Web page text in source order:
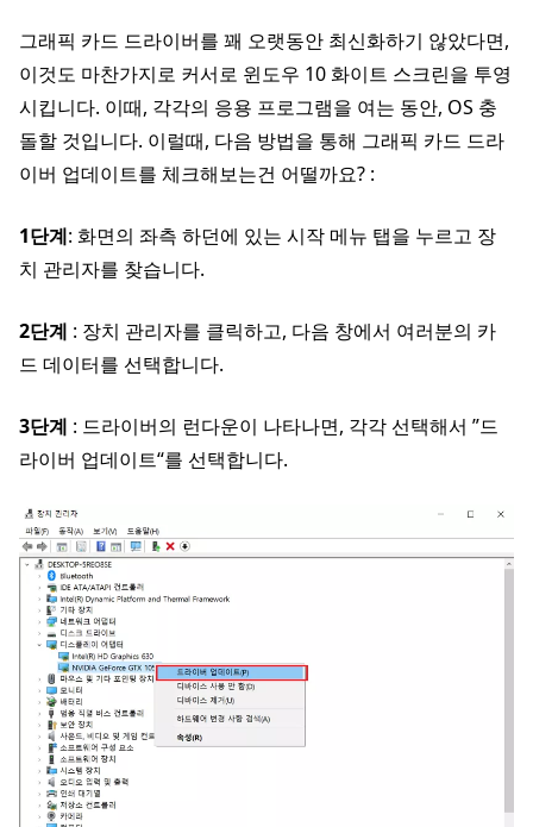
그래픽 카드 드라이버를 꽤 오랫동안 최신화하기 않았다면,
이것도 마찬가지로 커서로 윈도우 10 화이트 스크린을 투영
시킵니다. 이때, 각각의 응용 프로그램을 여는 동안, OS 충
돌할 것입니다. 이럴때, 다음 방법을 통해 그래픽 카드 드라
이버 업데이트를 체크해보는건 어떨까요? :
1단계: 화면의 좌측 하던에 있는 시작 메뉴 탭을 누르고 장
치 관리자를 찾습니다.
2단계 : 장치 관리자를 클릭하고, 다음 창에서 여러분의 카
드 데이터를 선택합니다.
3단계 : 드라이버의 런다운이 나타나면, 각각 선택해서 ”드
라이버 업데이트“를 선택합니다.